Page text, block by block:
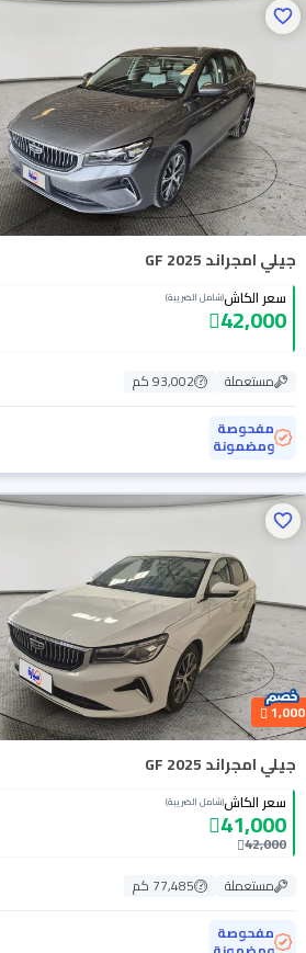
جيلي امجراند GF 2025
سعر الكاش(شامل الضريبة)
42,000
مستعملة
93,002 كم
مفحوصة
ومضمونة
1,000
جيلي امجراند GF 2025
سعر الكاش(شامل الضريبة)
41,000
42,000
مستعملة
77,485 كم
مفحوصة